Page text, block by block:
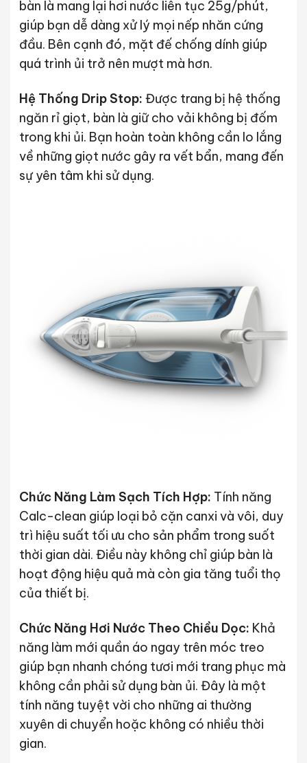
bàn là mang lại hơi nước liên tục 25g/phút,
giúp bạn dễ dàng xử lý mọi nếp nhăn cứng
đầu. Bên cạnh đó, mặt đế chống dính giúp
quá trình ủi trở nên mượt mà hơn.
Hệ Thống Drip Stop: Được trang bị hệ thống
ngăn rỉ giọt, bàn là giữ cho vải không bị đốm
trong khi ủi. Bạn hoàn toàn không cần lo lắng
về những giọt nước gây ra vết bẩn, mang đến
sự yên tâm khi sử dụng.
Chức Năng Làm Sạch Tích Hợp: Tính năng
Calc-clean giúp loại bỏ cặn canxi và vôi, duy
trì hiệu suất tối ưu cho sản phẩm trong suốt
thời gian dài. Điều này không chỉ giúp bàn là
hoạt động hiệu quả mà còn gia tăng tuổi thọ
của thiết bị.
Chức Năng Hơi Nước Theo Chiều Dọc: Khả
năng làm mới quần áo ngay trên móc treo
giúp bạn nhanh chóng tươi mới trang phục mà
không cần phải sử dụng bàn ủi. Đây là một
tính năng tuyệt vời cho những ai thường
xuyên di chuyển hoặc không có nhiều thời
gian.